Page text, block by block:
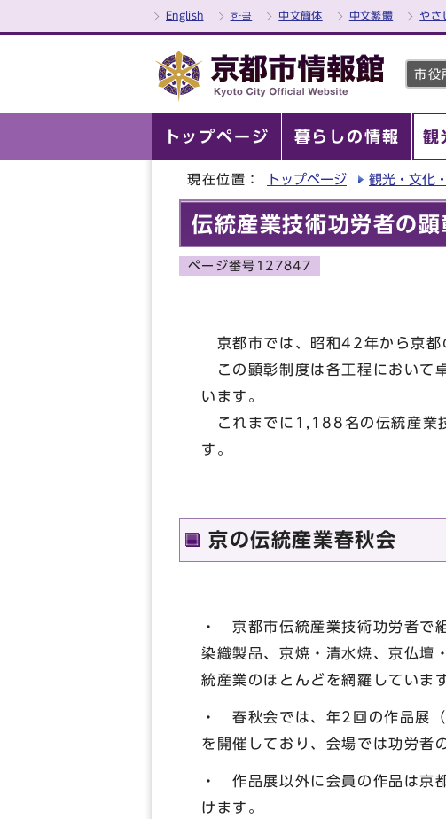
English 한글 中文簡体 中文繁體 やさ
市役
トップページ 暮らしの情報 観
現在位置： トップページ 観光・文化
伝統産業技術功労者の顕
ページ番号127847
京都市では、昭和42年から京都
この顕彰制度は各工程において
います。
これまでに1,188名の伝統産業
す。
京の伝統産業春秋会
・ 京都市伝統産業技術功労者で
染織製品、京焼・清水焼、京仏壇
統産業のほとんどを網羅していま
・ 春秋会では、年2回の作品展
を開催しており、会場では功労者
・ 作品展以外に会員の作品は京
けます。